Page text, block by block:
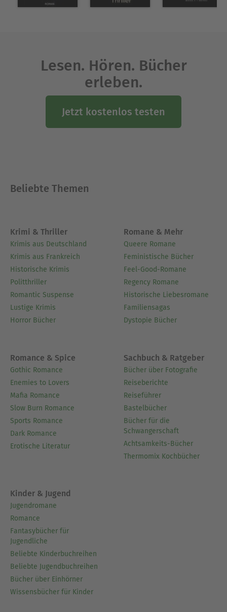
Natur, Tieren und Kunst geprägt.
Lesen. Hören. Bücher
erleben.
Jetzt kostenlos testen
Beliebte Themen
Krimi & Thriller
Krimis aus Deutschland
Krimis aus Frankreich
Historische Krimis
Politthriller
Romantic Suspense
Lustige Krimis
Horror Bücher
Romane & Mehr
Queere Romane
Feministische Bücher
Feel-Good-Romane
Regency Romane
Historische Liebesromane
Familiensagas
Dystopie Bücher
Romance & Spice
Gothic Romance
Enemies to Lovers
Mafia Romance
Slow Burn Romance
Sports Romance
Dark Romance
Erotische Literatur
Sachbuch & Ratgeber
Bücher über Fotografie
Reiseberichte
Reiseführer
Bastelbücher
Bücher für die
Schwangerschaft
Achtsamkeits-Bücher
Thermomix Kochbücher
Kinder & Jugend
Jugendromane
Romance
Fantasybücher für
Jugendliche
Beliebte Kinderbuchreihen
Beliebte Jugendbuchreihen
Bücher über Einhörner
Wissensbücher für Kinder